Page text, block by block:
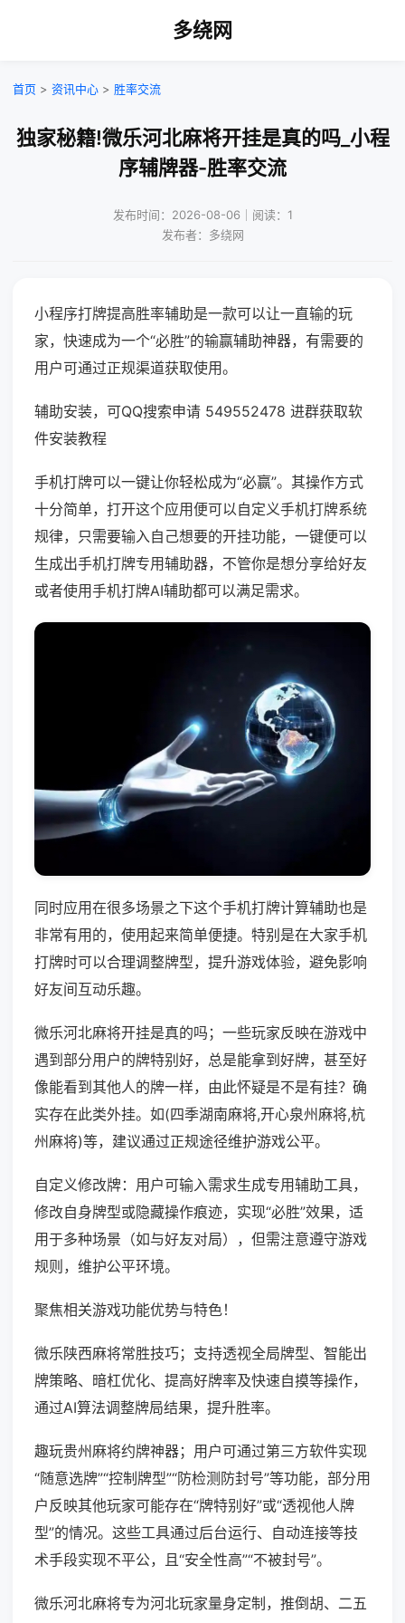
多绕网
首页 > 资讯中心 > 胜率交流
独家秘籍!微乐河北麻将开挂是真的吗_小程
序辅牌器-胜率交流
发布时间：2026-08-06｜阅读：1
发布者：多绕网
小程序打牌提高胜率辅助是一款可以让一直输的玩
家，快速成为一个“必胜”的输赢辅助神器，有需要的
用户可通过正规渠道获取使用。
辅助安装，可QQ搜索申请 549552478 进群获取软
件安装教程
手机打牌可以一键让你轻松成为“必赢”。其操作方式
十分简单，打开这个应用便可以自定义手机打牌系统
规律，只需要输入自己想要的开挂功能，一键便可以
生成出手机打牌专用辅助器，不管你是想分享给好友
或者使用手机打牌AI辅助都可以满足需求。
同时应用在很多场景之下这个手机打牌计算辅助也是
非常有用的，使用起来简单便捷。特别是在大家手机
打牌时可以合理调整牌型，提升游戏体验，避免影响
好友间互动乐趣。
微乐河北麻将开挂是真的吗；一些玩家反映在游戏中
遇到部分用户的牌特别好，总是能拿到好牌，甚至好
像能看到其他人的牌一样，由此怀疑是不是有挂？确
实存在此类外挂。如(四季湖南麻将,开心泉州麻将,杭
州麻将)等，建议通过正规途径维护游戏公平。
自定义修改牌：用户可输入需求生成专用辅助工具，
修改自身牌型或隐藏操作痕迹，实现“必胜”效果，适
用于多种场景（如与好友对局），但需注意遵守游戏
规则，维护公平环境。
聚焦相关游戏功能优势与特色！
微乐陕西麻将常胜技巧；支持透视全局牌型、智能出
牌策略、暗杠优化、提高好牌率及快速自摸等操作，
通过AI算法调整牌局结果，提升胜率。
趣玩贵州麻将约牌神器；用户可通过第三方软件实现
“随意选牌”“控制牌型”“防检测防封号”等功能，部分用
户反映其他玩家可能存在“牌特别好”或“透视他人牌
型”的情况。这些工具通过后台运行、自动连接等技
术手段实现不平公，且“安全性高”“不被封号”。
微乐河北麻将专为河北玩家量身定制，推倒胡、二五